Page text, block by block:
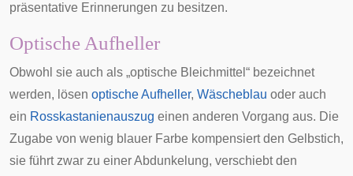
präsentative Erinnerungen zu besitzen.
Optische Aufheller
Obwohl sie auch als „optische Bleichmittel“ bezeichnet
werden, lösen optische Aufheller, Wäscheblau oder auch
ein Rosskastanienauszug einen anderen Vorgang aus. Die
Zugabe von wenig blauer Farbe kompensiert den Gelbstich,
sie führt zwar zu einer Abdunkelung, verschiebt den